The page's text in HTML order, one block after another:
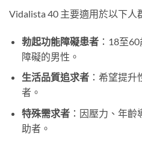
Vidalista 40 主要適用於以下人
勃起功能障礙患者：18至60
障礙的男性。
生活品質追求者：希望提升
者。
特殊需求者：因壓力、年齡
助者。